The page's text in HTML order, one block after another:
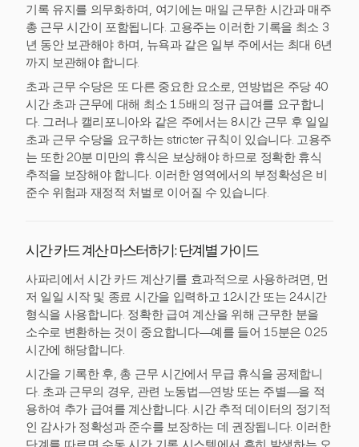
기록 유지를 의무화하며, 여기에는 매일 근무한 시간과 매주
총 근무 시간이 포함됩니다. 고용주는 이러한 기록을 최소 3
년 동안 보관해야 하며, 뉴욕과 같은 일부 주에서는 최대 6년
까지 보관해야 합니다.
초과 근무 수당은 또 다른 중요한 요소로, 연방법은 주당 40
시간 초과 근무에 대해 최소 1.5배의 정규 급여를 요구합니
다. 그러나 캘리포니아와 같은 주에서는 8시간 근무 후 일일
초과 근무 수당을 요구하는 stricter 규칙이 있습니다. 고용주
는 또한 20분 미만의 휴식은 보상해야 하므로 정확한 휴식
추적을 보장해야 합니다. 이러한 영역에서의 부정확성은 비
준수 위험과 재정적 처벌로 이어질 수 있습니다.
시간 카드 계산 마스터하기: 단계별 가이드
사파리에서 시간 카드 계산기를 효과적으로 사용하려면, 먼
저 일일 시작 및 종료 시간을 입력하고 12시간 또는 24시간
형식을 사용합니다. 정확한 급여 계산을 위해 근무한 분을
소수로 변환하는 것이 중요합니다—예를 들어 15분은 0.25
시간에 해당합니다.
시간을 기록한 후, 총 근무 시간에서 무급 휴식을 공제합니
다. 초과 근무의 경우, 관련 노동법—연방 또는 주별—을 적
용하여 추가 급여를 계산합니다. 시간 추적 데이터의 정기적
인 감사가 정확성과 준수를 보장하는 데 권장됩니다. 이러한